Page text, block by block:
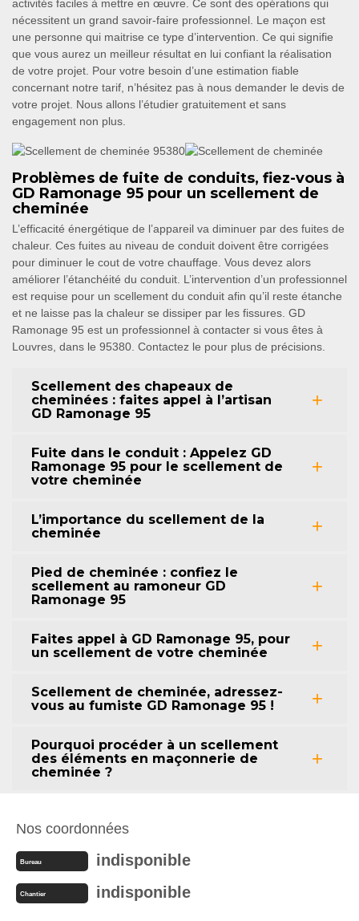
activités faciles à mettre en œuvre. Ce sont des opérations qui
nécessitent un grand savoir-faire professionnel. Le maçon est
une personne qui maitrise ce type d’intervention. Ce qui signifie
que vous aurez un meilleur résultat en lui confiant la réalisation
de votre projet. Pour votre besoin d’une estimation fiable
concernant notre tarif, n’hésitez pas à nous demander le devis de
votre projet. Nous allons l’étudier gratuitement et sans
engagement non plus.
Problèmes de fuite de conduits, fiez-vous à
GD Ramonage 95 pour un scellement de
cheminée
L’efficacité énergétique de l’appareil va diminuer par des fuites de
chaleur. Ces fuites au niveau de conduit doivent être corrigées
pour diminuer le cout de votre chauffage. Vous devez alors
améliorer l’étanchéité du conduit. L’intervention d’un professionnel
est requise pour un scellement du conduit afin qu’il reste étanche
et ne laisse pas la chaleur se dissiper par les fissures. GD
Ramonage 95 est un professionnel à contacter si vous êtes à
Louvres, dans le 95380. Contactez le pour plus de précisions.
Scellement des chapeaux de
cheminées : faites appel à l’artisan
GD Ramonage 95
Fuite dans le conduit : Appelez GD
Ramonage 95 pour le scellement de
votre cheminée
L’importance du scellement de la
cheminée
Pied de cheminée : confiez le
scellement au ramoneur GD
Ramonage 95
Faites appel à GD Ramonage 95, pour
un scellement de votre cheminée
Scellement de cheminée, adressez-
vous au fumiste GD Ramonage 95 !
Pourquoi procéder à un scellement
des éléments en maçonnerie de
cheminée ?
Nos coordonnées
Bureau indisponible
Chantier indisponible